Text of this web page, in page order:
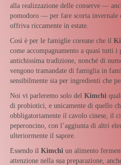
alla realizzazione delle conserve —
pomodoro — per fare scorta invernale
offriva riccamente in estate.
Così è per le famiglie coreane che il
come accompagnamento a quasi tutti i
antichissima tradizione, nonché di
vengono tramandate di famiglia in
sensibilmente sia per ingredienti che
Noi vi parleremo solo del Kimchi
di probiotici, e unicamente di quello
obbligatoriamente il cavolo cinese, il
peperoncino, con l’aggiunta di altri
ulteriormente il sapore.
Essendo il Kimchi un alimento
attenzione nella sua preparazione,